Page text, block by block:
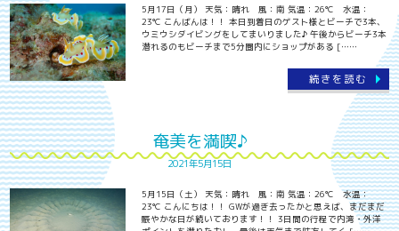
5月17日（月） 天気：晴れ 風：南 気温：26℃ 水温：
23℃ こんばんは！！ 本日到着日のゲスト様とビーチで3本、
ウミウシダイビングをしてまいりました♪ 午後からビーチ3本
潜れるのもビーチまで5分圏内にショップがある [……
続きを読む
奄美を満喫♪
2021年5月15日
5月15日（土） 天気：晴れ 風：南 気温：26℃ 水温：
23℃ こんにちは！！ GWが過ぎ去ったかと思えば、まだまだ
賑やかな日が続いております！！ 3日間の行程で内湾・外洋